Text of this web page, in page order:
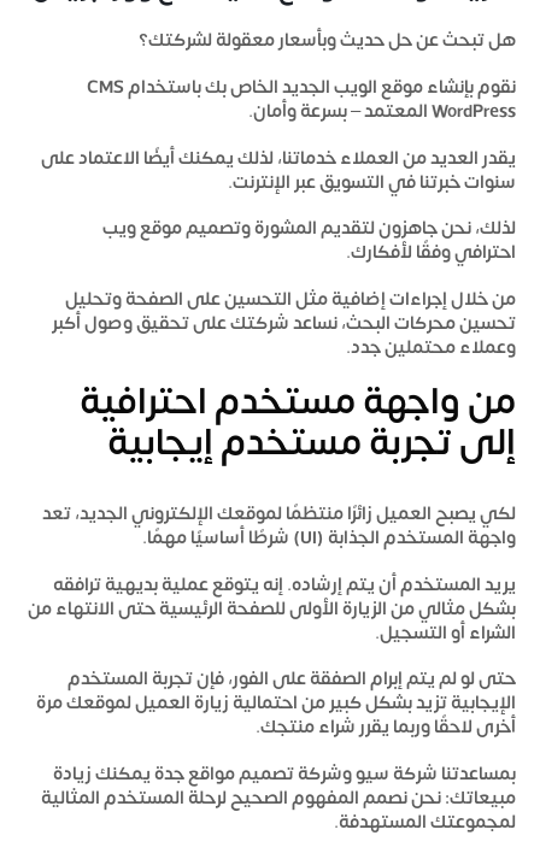
هل تبحث عن حل حديث وبأسعار معقولة لشركتك؟
نقوم بإنشاء موقع الويب الجديد الخاص بك باستخدام CMS
WordPress المعتمد – بسرعة وأمان.
يقدر العديد من العملاء خدماتنا، لذلك يمكنك أيضًا الاعتماد على
سنوات خبرتنا في التسويق عبر الإنترنت.
لذلك، نحن جاهزون لتقديم المشورة وتصميم موقع ويب
احترافي وفقًا لأفكارك.
من خلال إجراءات إضافية مثل التحسين على الصفحة وتحليل
تحسين محركات البحث، نساعد شركتك على تحقيق وصول أكبر
وعملاء محتملين جدد.
من واجهة مستخدم احترافية
إلى تجربة مستخدم إيجابية
لكي يصبح العميل زائرًا منتظمًا لموقعك الإلكتروني الجديد، تعد
واجهة المستخدم الجذابة (UI) شرطًا أساسيًا مهمًا.
يريد المستخدم أن يتم إرشاده. إنه يتوقع عملية بديهية ترافقه
بشكل مثالي من الزيارة الأولى للصفحة الرئيسية حتى الانتهاء من
الشراء أو التسجيل.
حتى لو لم يتم إبرام الصفقة على الفور، فإن تجربة المستخدم
الإيجابية تزيد بشكل كبير من احتمالية زيارة العميل لموقعك مرة
أخرى لاحقًا وربما يقرر شراء منتجك.
بمساعدتنا شركة سيو وشركة تصميم مواقع جدةيمكنك زيادة
مبيعاتك: نحن نصمم المفهوم الصحيح لرحلة المستخدم المثالية
لمجموعتك المستهدفة.